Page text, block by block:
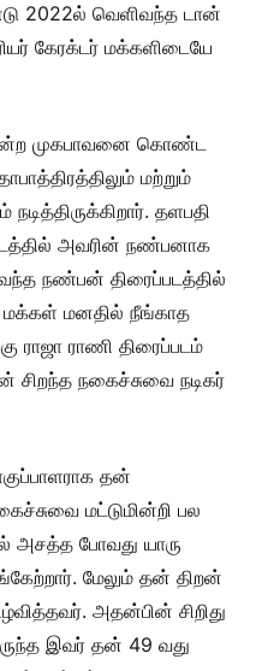
2022ல் வெளிவந்த டான்
கேரக்டர் மக்களிடையே
முகபாவனை கொண்ட
மற்றும்
தளபதி
அவரின் நண்பனாக
வந்த நண்பன் திரைப்படத்தில்
மக்கள் மனதில் நீங்காத
ராஜா ராணி திரைப்படம்
சிறந்த நகைச்சுவை நடிகர்
தன்
மட்டுமின்றி பல
அசத்த போவது யாரு
மேலும் தன் திறன்
அதன்பின் சிறிது
இவர் தன் 49 வது